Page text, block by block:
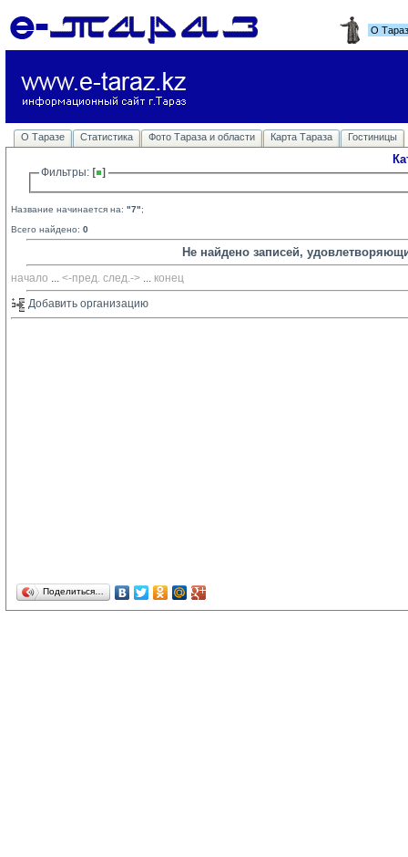
О
О Таразе Статистика Фото Тараза и области Карта Тараза Гостиницы
Фильтры:
Название начинается на: "7";
Всего найдено: 0
Не найдено записей,
начало ... <-пред. след.-> ... конец
Добавить организацию
Поделиться…